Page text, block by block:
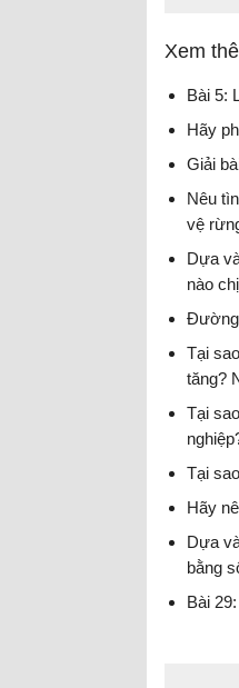
Xem
Bài 5:
Hãy
Giải
Nêu
vệ
Dựa
nào
Đường
Tại
tăng?
Tại
Tại
Hãy
Dựa
bằng
Bài